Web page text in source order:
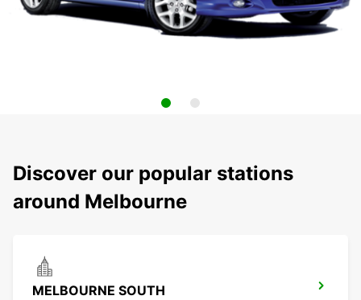
Discover our popular stations
around Melbourne
MELBOURNE SOUTH